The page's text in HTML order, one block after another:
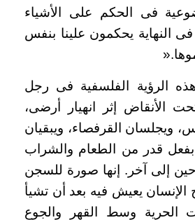
فى الحكم على الأشياء
النهاية يحكمون علينا بنفس
».
الرؤية الفلسفية فى رجل
الأنقاض إثر انهيار أرضى،
ويجلسان القرفصاء، ويبقيان
بفعل قدر من الطعام والشراب
إلى آخر. إنها صورة للسجن
الإنسان يعيش فيه بعد أن تشيأ
وسط القهر والجوع